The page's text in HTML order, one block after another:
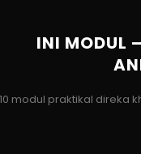
INI MODUL
10 modul praktikal direka